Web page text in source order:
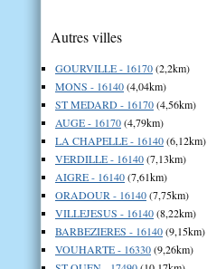
Autres villes
GOURVILLE - 16170(2,2km)
MONS - 16140(4,04km)
ST MEDARD - 16170(4,56km)
AUGE - 16170(4,79km)
LA CHAPELLE - 16140(6,12km)
VERDILLE - 16140(7,13km)
AIGRE - 16140(7,61km)
ORADOUR - 16140(7,75km)
VILLEJESUS - 16140(8,22km)
BARBEZIERES - 16140(9,15km)
VOUHARTE - 16330(9,26km)